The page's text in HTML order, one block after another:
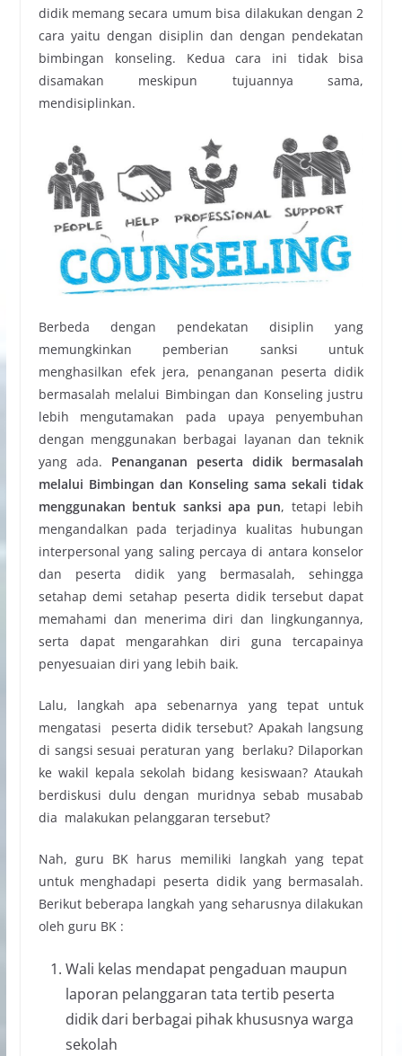
didik memang secara umum bisa dilakukan dengan 2
cara yaitu dengan disiplin dan dengan pendekatan
bimbingan konseling. Kedua cara ini tidak bisa
disamakan meskipun tujuannya sama,
mendisiplinkan.
Berbeda dengan pendekatan disiplin yang
memungkinkan pemberian sanksi untuk
menghasilkan efek jera, penanganan peserta didik
bermasalah melalui Bimbingan dan Konseling justru
lebih mengutamakan pada upaya penyembuhan
dengan menggunakan berbagai layanan dan teknik
yang ada. Penanganan peserta didik bermasalah
melalui Bimbingan dan Konseling sama sekali tidak
menggunakan bentuk sanksi apa pun, tetapi lebih
mengandalkan pada terjadinya kualitas hubungan
interpersonal yang saling percaya di antara konselor
dan peserta didik yang bermasalah, sehingga
setahap demi setahap peserta didik tersebut dapat
memahami dan menerima diri dan lingkungannya,
serta dapat mengarahkan diri guna tercapainya
penyesuaian diri yang lebih baik.
Lalu, langkah apa sebenarnya yang tepat untuk
mengatasi peserta didik tersebut? Apakah langsung
di sangsi sesuai peraturan yang berlaku? Dilaporkan
ke wakil kepala sekolah bidang kesiswaan? Ataukah
berdiskusi dulu dengan muridnya sebab musabab
dia malakukan pelanggaran tersebut?
Nah, guru BK harus memiliki langkah yang tepat
untuk menghadapi peserta didik yang bermasalah.
Berikut beberapa langkah yang seharusnya dilakukan
oleh guru BK :
Wali kelas mendapat pengaduan maupun
laporan pelanggaran tata tertib peserta
didik dari berbagai pihak khususnya warga
sekolah